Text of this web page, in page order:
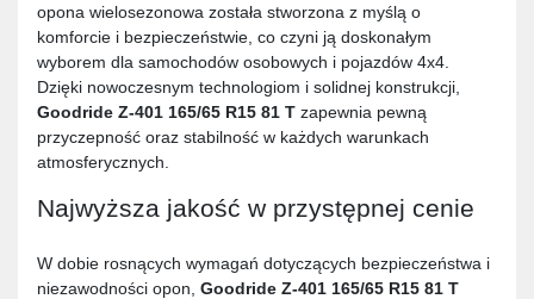
opona wielosezonowa została stworzona z myślą o
komforcie i bezpieczeństwie, co czyni ją doskonałym
wyborem dla samochodów osobowych i pojazdów 4x4.
Dzięki nowoczesnym technologiom i solidnej konstrukcji,
Goodride Z-401 165/65 R15 81 T zapewnia pewną
przyczepność oraz stabilność w każdych warunkach
atmosferycznych.
Najwyższa jakość w przystępnej cenie
W dobie rosnących wymagań dotyczących bezpieczeństwa i
niezawodności opon, Goodride Z-401 165/65 R15 81 T